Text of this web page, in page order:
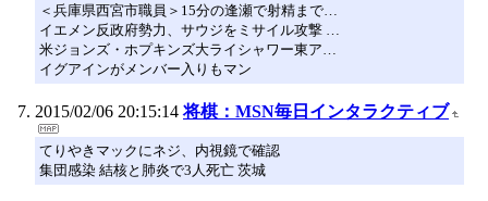
＜兵庫県西宮市職員＞15分の逢瀬で射精まで…
イエメン反政府勢力、サウジをミサイル攻撃 …
米ジョンズ・ホプキンズ大ライシャワー東ア…
イグアインがメンバー入りもマン
2015/02/06 20:15:14 将棋：MSN毎日インタラクティブ
てりやきマックにネジ、内視鏡で確認
集団感染 結核と肺炎で3人死亡 茨城